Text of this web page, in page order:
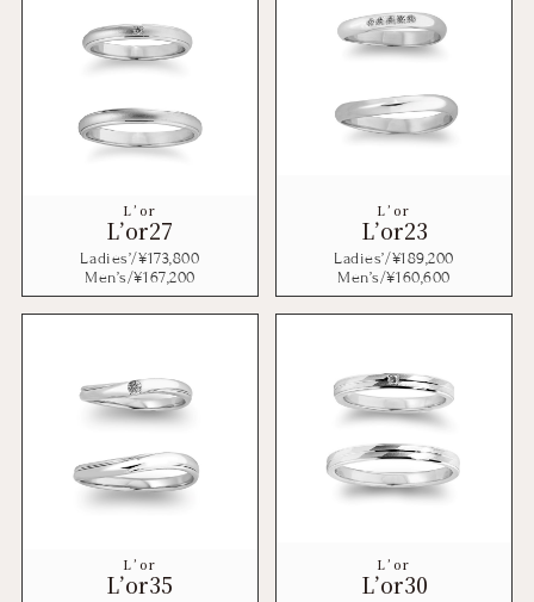
L’or
L’or27
Ladies’/¥173,800
Men’s/¥167,200
L’or
L’or23
Ladies’/¥189,200
Men’s/¥160,600
L’or
L’or35
L’or
L’or30